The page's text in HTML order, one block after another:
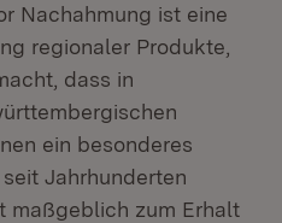
Nachahmung ist eine
regionaler Produkte,
dass in
ein besonderes
Jahrhunderten
maßgeblich zum Erhalt